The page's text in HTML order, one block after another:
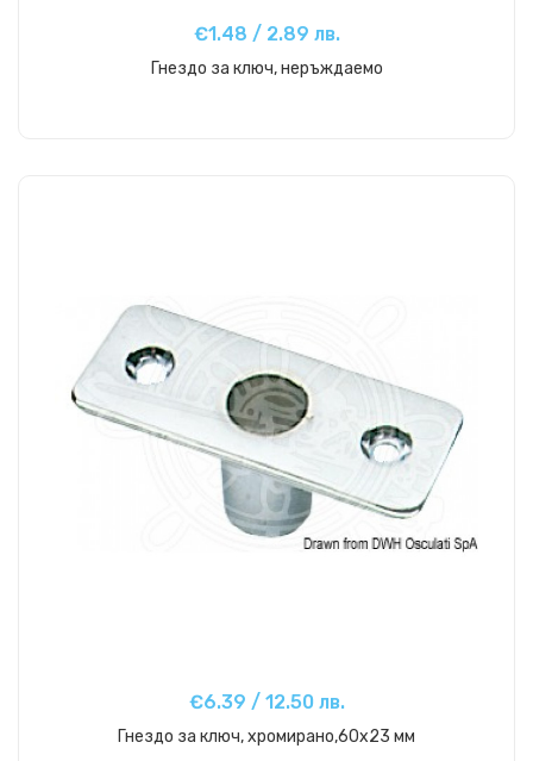
€1.48 / 2.89 лв.
Гнездо за ключ, неръждаемо
€6.39 / 12.50 лв.
Гнездо за ключ, хромирано,60x23 мм